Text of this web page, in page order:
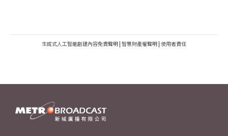
生成式人工智能創建內容免責聲明 | 智慧財產權聲明 | 使用者責任